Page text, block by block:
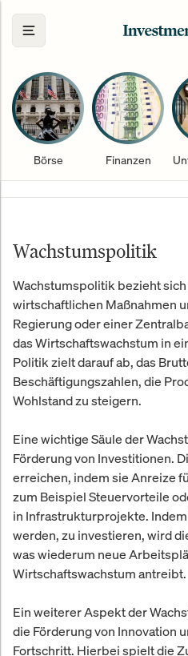
Börse Finanzen
Wachstumspolitik
Wachstumspolitik bezieht sich
wirtschaftlichen Maßnahmen
Regierung oder einer
das Wirtschaftswachstum in
Politik zielt darauf ab, das
Beschäftigungszahlen, die
Wohlstand zu steigern.
Eine wichtige Säule der
Förderung von Investitionen.
erreichen, indem sie Anreize
zum Beispiel Steuervorteile
in Infrastrukturprojekte.
werden, zu investieren, wird
was wiederum neue
Wirtschaftswachstum antreibt.
Ein weiterer Aspekt der
die Förderung von Innovation
Fortschritt. Hierbei spielt die